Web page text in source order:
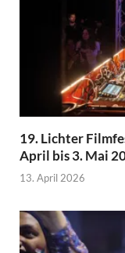
19. Lichter
April bis 3. Mai
13. April 2026